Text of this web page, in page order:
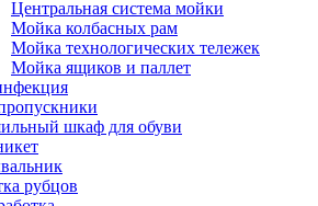
Центральная система мойки
Мойка колбасных рам
Мойка технологических тележек
Мойка ящиков и паллет
шкаф для обуви
рубцов